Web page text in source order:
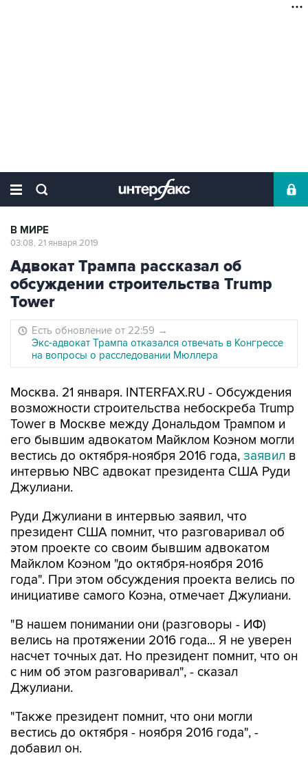
В МИРЕ
03:08, 21 января 2019
Адвокат Трампа рассказал об
обсуждении строительства Trump
Tower
Есть обновление от 22:59 →
Экс-адвокат Трампа отказался отвечать в Конгрессе
на вопросы о расследовании Мюллера
Москва. 21 января. INTERFAX.RU - Обсуждения
возможности строительства небоскреба Trump
Tower в Москве между Дональдом Трампом и
его бывшим адвокатом Майклом Коэном могли
вестись до октября-ноября 2016 года, заявил в
интервью NBC адвокат президента США Руди
Джулиани.
Руди Джулиани в интервью заявил, что
президент США помнит, что разговаривал об
этом проекте со своим бывшим адвокатом
Майклом Коэном "до октября-ноября 2016
года". При этом обсуждения проекта велись по
инициативе самого Коэна, отмечает Джулиани.
"В нашем понимании они (разговоры - ИФ)
велись на протяжении 2016 года... Я не уверен
насчет точных дат. Но президент помнит, что он
с ним об этом разговаривал", - сказал
Джулиани.
"Также президент помнит, что они могли
вестись до октября - ноября 2016 года", -
добавил он.